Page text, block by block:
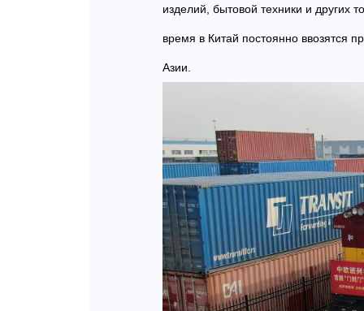
изделий, бытовой техники и других
время в Китай постоянно ввозятся
Азии.